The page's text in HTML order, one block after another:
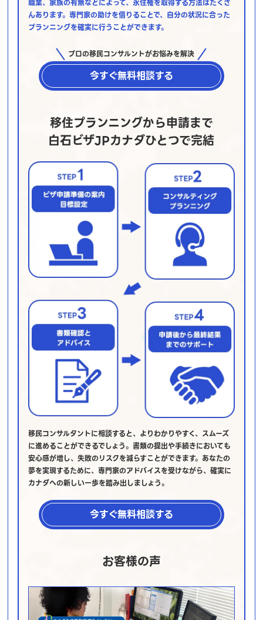
職業、家族の有無などによって、永住権を取得する方法はたくさ
んあります。専門家の助けを借りることで、自分の状況に合った
プランニングを確実に行うことができます。
プロの移民コンサルントがお悩みを解決
今すぐ無料相談する
移住プランニングから申請まで
白石ビザJPカナダひとつで完結
移民コンサルタントに相談すると、よりわかりやすく、スムーズ
に進めることができるでしょう。書類の提出や手続きにおいても
安心感が増し、失敗のリスクを減らすことができます。あなたの
夢を実現するために、専門家のアドバイスを受けながら、確実に
カナダへの新しい一歩を踏み出しましょう。
今すぐ無料相談する
お客様の声